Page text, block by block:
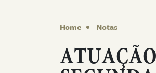
Home Notas